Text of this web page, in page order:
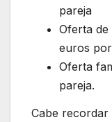
pareja
Oferta de
euros
Oferta
pareja.
Cabe recordar